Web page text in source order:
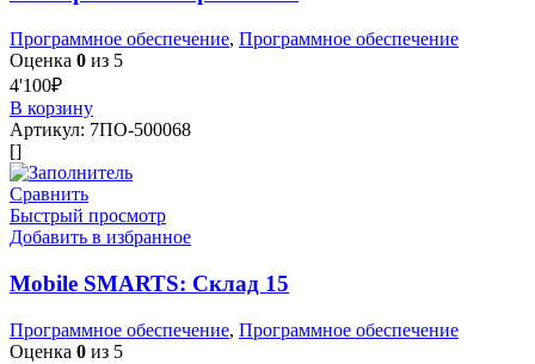
Программное обеспечение, Программное обеспечение
Оценка 0 из 5
4'100₽
В корзину
Артикул: 7ПО-500068
[]
Сравнить
Быстрый просмотр
Добавить в избранное
Mobile SMARTS: Склад 15
Программное обеспечение, Программное обеспечение
Оценка 0 из 5